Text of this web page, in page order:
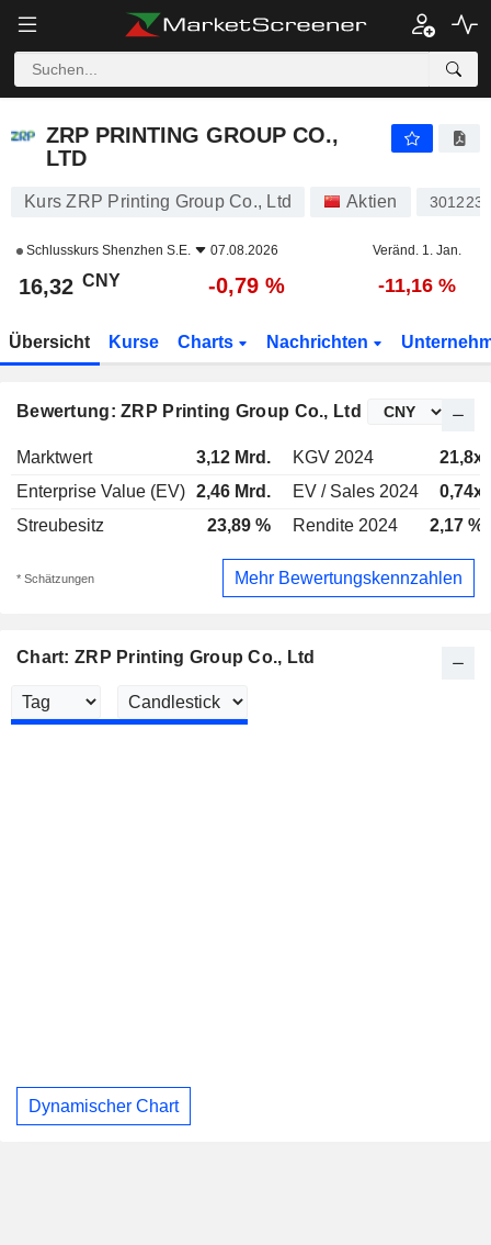
ZRP PRINTING GROUP CO.,
LTD
Kurs ZRP Printing Group Co., Ltd Aktien 301223
Schlusskurs Shenzhen S.E. 07.08.2026 Veränd. 1. Jan.
16,32 CNY -0,79 % -11,16 %
Übersicht Kurse Charts Nachrichten
Bewertung: ZRP Printing Group Co., Ltd
Marktwert 3,12 Mrd. KGV 2024
21,8x
Enterprise Value (EV) 2,46 Mrd. EV / Sales 2024
0,74x
Streubesitz
23,89 % Rendite 2024 2,17 %
* Schätzungen Mehr Bewertungskennzahlen
Chart: ZRP Printing Group Co., Ltd
Dynamischer Chart